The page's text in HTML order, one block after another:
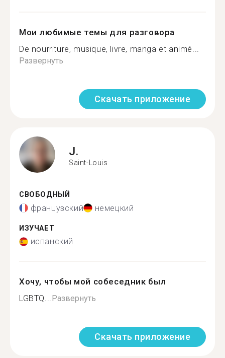
Мои любимые темы для разговора
De nourriture, musique, livre, manga et animé...
Развернуть
Скачать приложение
J.
Saint-Louis
СВОБОДНЫЙ
французский немецкий
ИЗУЧАЕТ
испанский
Хочу, чтобы мой собеседник был
LGBTQ...Развернуть
Скачать приложение